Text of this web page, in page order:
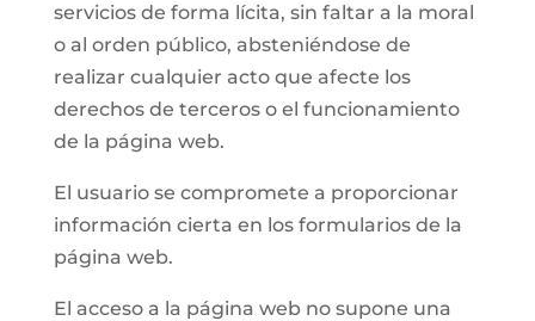
servicios de forma lícita, sin faltar a la moral
o al orden público, absteniéndose de
realizar cualquier acto que afecte los
derechos de terceros o el funcionamiento
de la página web.
El usuario se compromete a proporcionar
información cierta en los formularios de la
página web.
El acceso a la página web no supone una